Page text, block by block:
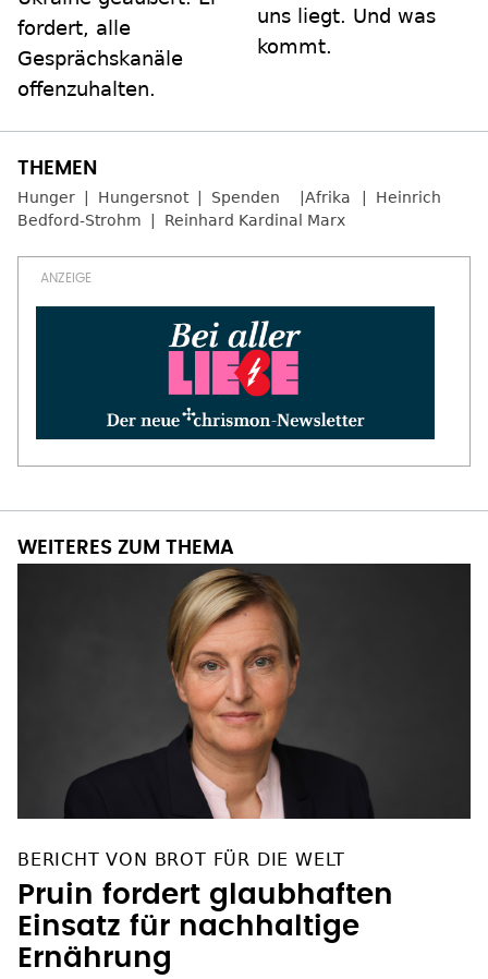
fordert, alle
Gesprächskanäle
offenzuhalten.
uns liegt. Und was
kommt.
Hunger Hungersnot Spenden Afrika
Heinrich
Bedford-Strohm
Reinhard Kardinal Marx
WEITERES ZUM THEMA
BERICHT VON BROT FÜR DIE WELT
Pruin fordert glaubhaften
Einsatz für nachhaltige
Ernährung